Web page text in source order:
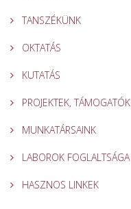
TANSZÉKÜNK
OKTATÁS
KUTATÁS
PROJEKTEK, TÁMOGATÓK
MUNKATÁRSAINK
LABOROK FOGLALTSÁGA
HASZNOS LINKEK